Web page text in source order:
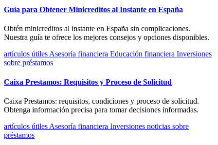
Guía para Obtener Minicreditos al Instante en España
Obtén minicreditos al instante en España sin complicaciones.
Nuestra guía te ofrece los mejores consejos y opciones disponibles.
artículos útilesAsesoría financiera Educación financiera Inversiones
sobre préstamos
Caixa Prestamos: Requisitos y Proceso de Solicitud
Caixa Prestamos: requisitos, condiciones y proceso de solicitud.
Obtenga información precisa para tomar decisiones informadas.
artículos útiles Asesoría financiera Inversiones noticias sobre
préstamos